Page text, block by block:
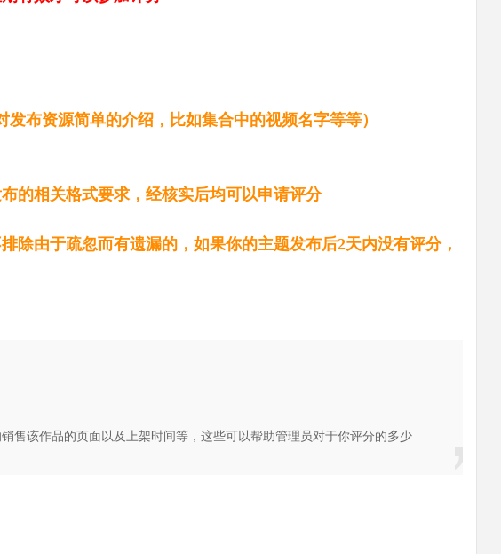
布资源简单的介绍，比如集合中的视频名字等等）
的相关格式要求，经核实后均可以申请评分
除由于疏忽而有遗漏的，如果你的主题发布后2天内没有评分，
售该作品的页面以及上架时间等，这些可以帮助管理员对于你评分的多少